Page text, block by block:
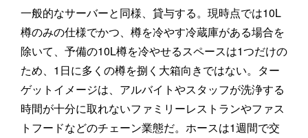
一般的なサーバーと同様、貸与する。現時点では10L
樽のみの仕様でかつ、樽を冷やす冷蔵庫がある場合を
除いて、予備の10L樽を冷やせるスペースは1つだけの
ため、1日に多くの樽を捌く大箱向きではない。ター
ゲットイメージは、アルバイトやスタッフが洗浄する
時間が十分に取れないファミリーレストランやファス
トフードなどのチェーン業態だ。ホースは1週間で交